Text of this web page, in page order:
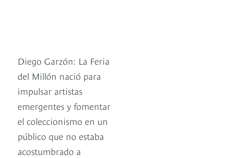
Diego Garzón: La Feria
del Millón nació para
impulsar artistas
emergentes y fomentar
el coleccionismo en un
público que no estaba
acostumbrado a